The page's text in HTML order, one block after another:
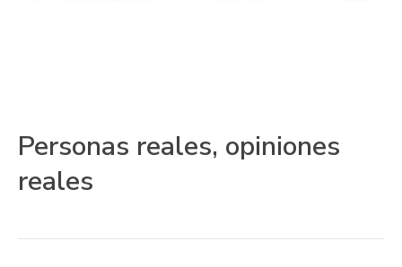
Personas reales, opiniones
reales